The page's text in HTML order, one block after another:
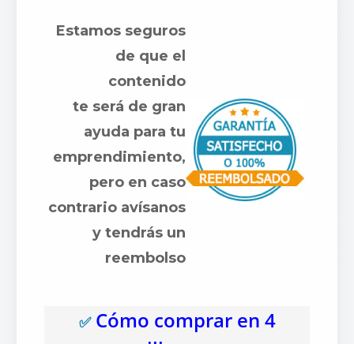
Estamos seguros
de que el
contenido
te será de gran
ayuda para tu
emprendimiento,
pero en caso
contrario avísanos
y tendrás un
reembolso
✅ Cómo comprar en 4